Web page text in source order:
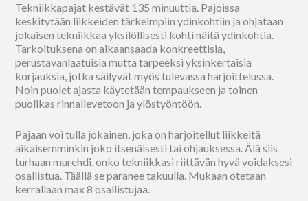
Tekniikkapajat kestävät 135 minuuttia. Pajoissa
keskitytään liikkeiden tärkeimpiin ydinkohtiin ja ohjataan
jokaisen tekniikkaa yksilöllisesti kohti näitä ydinkohtia.
Tarkoituksena on aikaansaada konkreettisia,
perustavanlaatuisia mutta tarpeeksi yksinkertaisia
korjauksia, jotka säilyvät myös tulevassa harjoittelussa.
Noin puolet ajasta käytetään tempaukseen ja toinen
puolikas rinnallevetoon ja ylöstyöntöön.
Pajaan voi tulla jokainen, joka on harjoitellut liikkeitä
aikaisemminkin joko itsenäisesti tai ohjauksessa. Älä siis
turhaan murehdi, onko tekniikkasi riittävän hyvä voidaksesi
osallistua. Täällä se paranee takuulla. Mukaan otetaan
kerrallaan max 8 osallistujaa.